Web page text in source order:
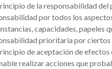
de la responsabilidad del
por todos los
capacidades, papeles
prioritaria por ciertos
de aceptación de
realizar acciones que